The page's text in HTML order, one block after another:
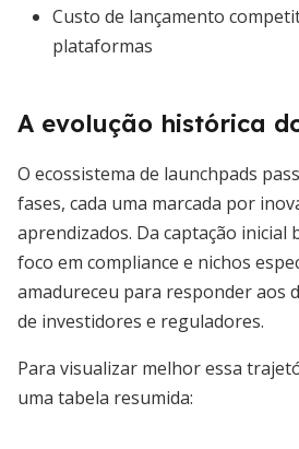
Custo de lançamento
plataformas
A evolução histórica
O ecossistema de launchpads
fases, cada uma marcada por
aprendizados. Da captação inicial
foco em compliance e nichos
amadureceu para responder aos
de investidores e reguladores.
Para visualizar melhor essa
uma tabela resumida: